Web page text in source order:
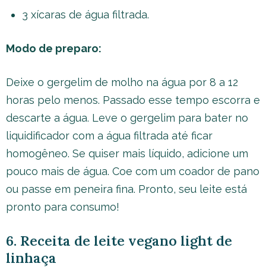
3 xícaras de água filtrada.
Modo de preparo:
Deixe o gergelim de molho na água por 8 a 12
horas pelo menos. Passado esse tempo escorra e
descarte a água. Leve o gergelim para bater no
liquidificador com a água filtrada até ficar
homogêneo. Se quiser mais líquido, adicione um
pouco mais de água. Coe com um coador de pano
ou passe em peneira fina. Pronto, seu leite está
pronto para consumo!
6. Receita de leite vegano light de
linhaça